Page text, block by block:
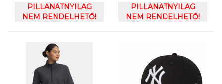
PILLANATNYILAG
NEM RENDELHETŐ!
SEAMLESS COTTON
HAND TANK-BLU
PILLANATNYILAG
NEM RENDELHETŐ!